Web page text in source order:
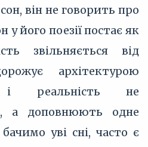
він не говорить про
у його поезії постає як
звільняється від
архітектурою
реальність не
а доповнюють одне
уві сні, часто є